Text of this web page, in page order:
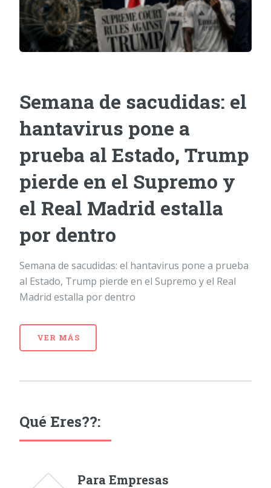
Semana de sacudidas: el
hantavirus pone a
prueba al Estado, Trump
pierde en el Supremo y
el Real Madrid estalla
por dentro
Semana de sacudidas: el hantavirus pone a prueba
al Estado, Trump pierde en el Supremo y el Real
Madrid estalla por dentro
VER MÁS
Qué Eres??:
Para Empresas